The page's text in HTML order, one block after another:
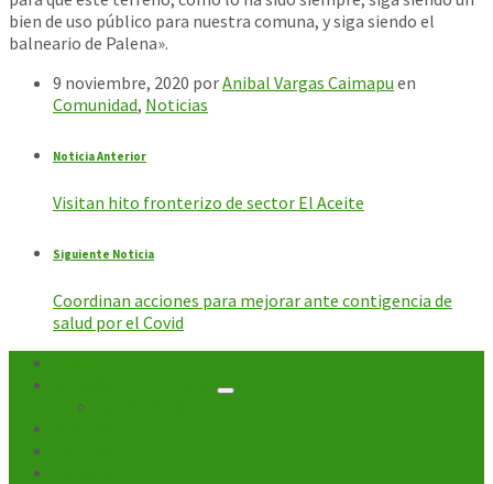
bien de uso público para nuestra comuna, y siga siendo el
balneario de Palena».
9 noviembre, 2020 porAnibal Vargas Caimapu en
Comunidad, Noticias
Noticia Anterior
Visitan hito fronterizo de sector El Aceite
Siguiente Noticia
Coordinan acciones para mejorar ante contigencia de
salud por el Covid